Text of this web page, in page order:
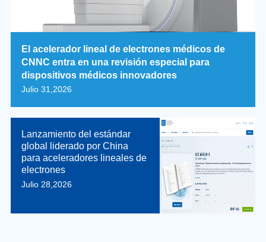
El acelerador lineal de electrones médicos de
CNNC entra en una revisión especial para
dispositivos médicos innovadores
Julio 31,2026
Lanzamiento del estándar
global liderado por China
para aceleradores lineales de
electrones
Julio 28,2026